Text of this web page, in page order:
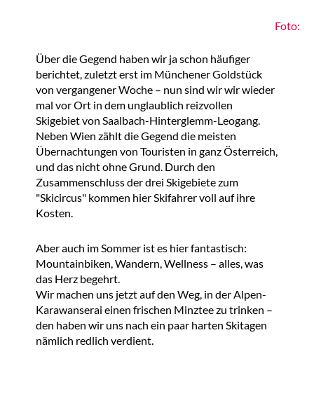
Foto:
Über die Gegend haben wir ja schon häufiger
berichtet, zuletzt erst im Münchener Goldstück
von vergangener Woche – nun sind wir wir wieder
mal vor Ort in dem unglaublich reizvollen
Skigebiet von Saalbach-Hinterglemm-Leogang.
Neben Wien zählt die Gegend die meisten
Übernachtungen von Touristen in ganz Österreich,
und das nicht ohne Grund. Durch den
Zusammenschluss der drei Skigebiete zum
"Skicircus" kommen hier Skifahrer voll auf ihre
Kosten.
Aber auch im Sommer ist es hier fantastisch:
Mountainbiken, Wandern, Wellness – alles, was
das Herz begehrt.
Wir machen uns jetzt auf den Weg, in der Alpen-
Karawanserai einen frischen Minztee zu trinken –
den haben wir uns nach ein paar harten Skitagen
nämlich redlich verdient.